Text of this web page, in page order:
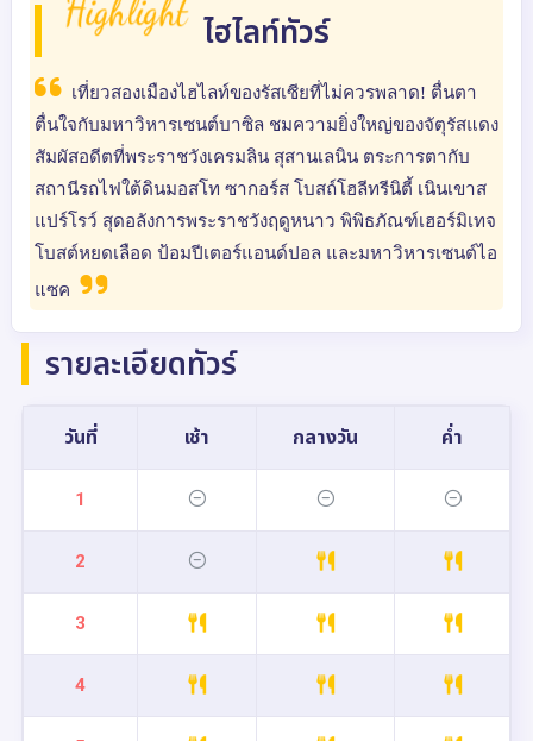
Highlight ไฮไลท์ทัวร์
เที่ยวสองเมืองไฮไลท์ของรัสเซียที่ไม่ควรพลาด! ตื่นตา
ตื่นใจกับมหาวิหารเซนต์บาซิล ชมความยิ่งใหญ่ของจัตุรัสแดง
สัมผัสอดีตที่พระราชวังเครมลิน สุสานเลนิน ตระการตากับ
สถานีรถไฟใต้ดินมอสโท ซากอร์ส โบสถ์โฮลีทรีนิตี้ เนินเขาส
แปร์โรว์ สุดอลังการพระราชวังฤดูหนาว พิพิธภัณฑ์เฮอร์มิเทจ
โบสต์หยดเลือด ป้อมปีเตอร์แอนด์ปอล และมหาวิหารเซนต์ไอ
แซค
รายละเอียดทัวร์
วันที่ เช้า กลางวัน ค่ำ
1
2
3
4